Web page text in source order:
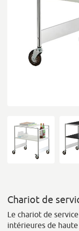
Chariot de
Le chariot de
intérieures de